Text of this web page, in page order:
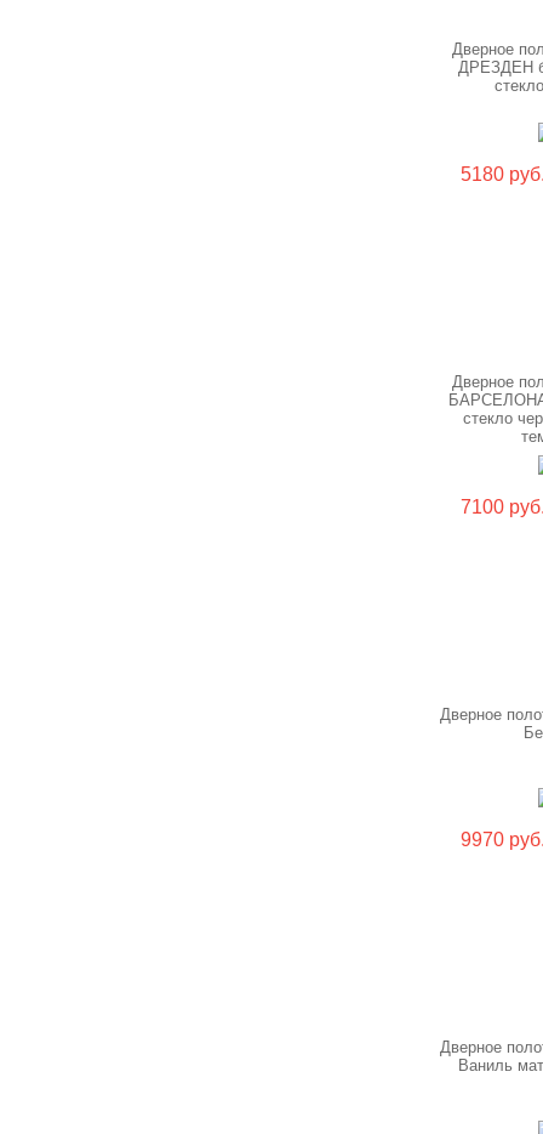
Дверное
ДРЕЗДЕН
5180
Дверное
стекло
7100
Дверное
9970
Дверное
Ваниль